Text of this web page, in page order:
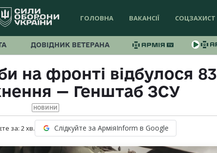
ГОЛОВНА ВАКАНСІЇ СОЦЗАХИСТ
ДОВІДНИК ВЕТЕРАНА
на фронті відбулося 83
— Генштаб ЗСУ
НОВИНИ
за: 2хв. Слідкуйте за АрміяInform в Google